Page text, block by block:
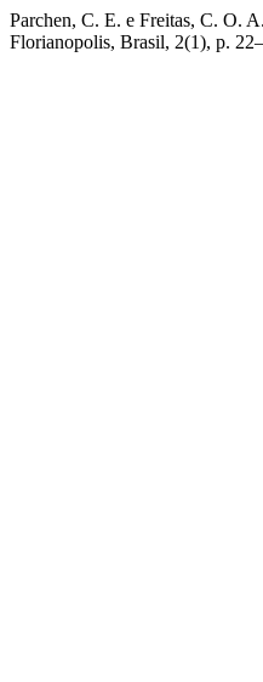
Parchen, C. E. e Freitas, C. O.
Florianopolis, Brasil, 2(1), p.